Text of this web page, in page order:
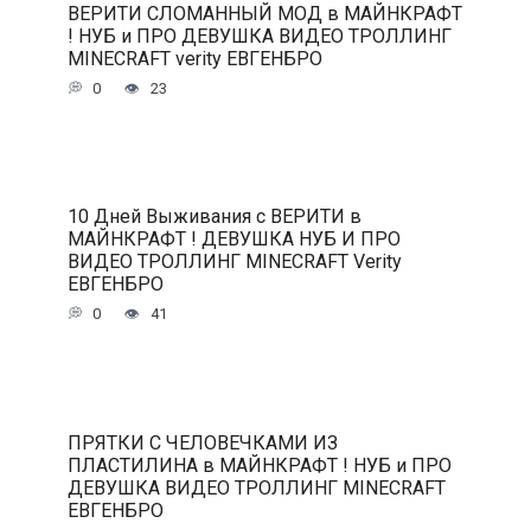
ВЕРИТИ СЛОМАННЫЙ МОД в МАЙНКРАФТ
! НУБ и ПРО ДЕВУШКА ВИДЕО ТРОЛЛИНГ
MINECRAFT verity ЕВГЕНБРО
0 23
10 Дней Выживания с ВЕРИТИ в
МАЙНКРАФТ ! ДЕВУШКА НУБ И ПРО
ВИДЕО ТРОЛЛИНГ MINECRAFT Verity
ЕВГЕНБРО
0 41
ПРЯТКИ С ЧЕЛОВЕЧКАМИ ИЗ
ПЛАСТИЛИНА в МАЙНКРАФТ ! НУБ и ПРО
ДЕВУШКА ВИДЕО ТРОЛЛИНГ MINECRAFT
ЕВГЕНБРО